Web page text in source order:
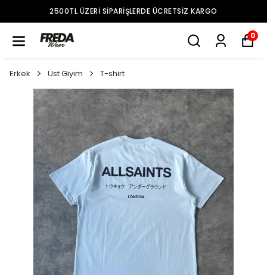
2500TL ÜZERI SIPARIŞLERDE ÜCRETSIZ KARGO
0
Erkek Üst Giyim T-shirt